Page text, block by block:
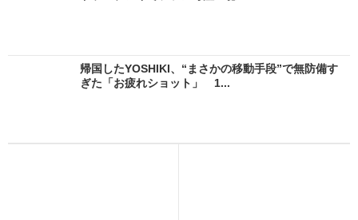
帰国したYOSHIKI、“まさかの移動手段”で無防備す
ぎた「お疲れショット」 1...